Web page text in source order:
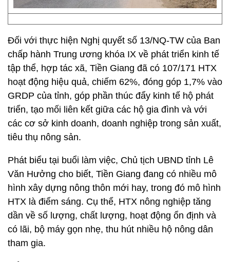
Đối với thực hiện Nghị quyết số 13/NQ-TW của Ban
chấp hành Trung ương khóa IX về phát triển kinh tế
tập thể, hợp tác xã, Tiền Giang đã có 107/171 HTX
hoạt động hiệu quả, chiếm 62%, đóng góp 1,7% vào
GRDP của tỉnh, góp phần thúc đẩy kinh tế hộ phát
triển, tạo mối liên kết giữa các hộ gia đình và với
các cơ sở kinh doanh, doanh nghiệp trong sản xuất,
tiêu thụ nông sản.
Phát biểu tại buổi làm việc, Chủ tịch UBND tỉnh Lê
Văn Hưởng cho biết, Tiền Giang đang có nhiều mô
hình xây dựng nông thôn mới hay, trong đó mô hình
HTX là điểm sáng. Cụ thể, HTX nông nghiệp tăng
dần về số lượng, chất lượng, hoạt động ổn định và
có lãi, bộ máy gọn nhẹ, thu hút nhiều hộ nông dân
tham gia.